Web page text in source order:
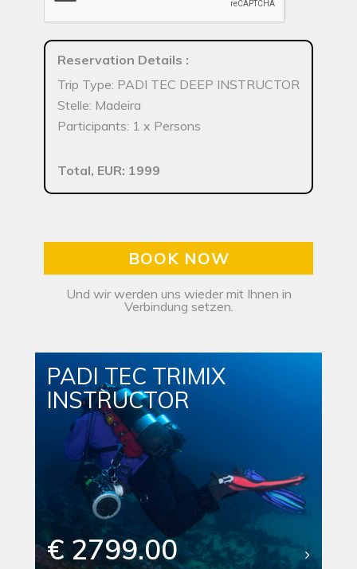
Reservation Details :
Trip Type: PADI TEC DEEP INSTRUCTOR
Stelle: Madeira
Participants: 1 x Persons
Total, EUR: 1999
BOOK NOW
Und wir werden uns wieder mit Ihnen in
Verbindung setzen.
PADI TEC TRIMIX
INSTRUCTOR
€ 2799.00